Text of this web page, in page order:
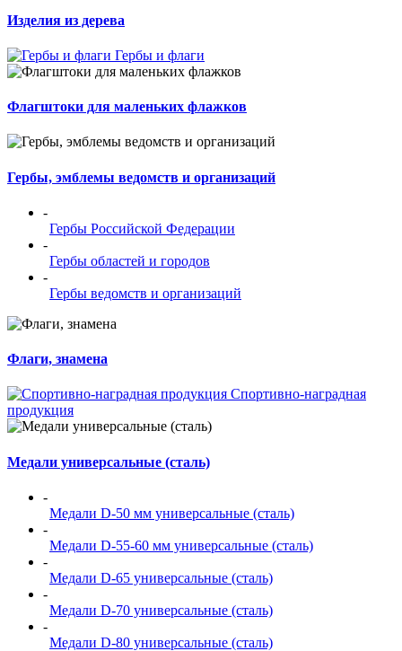
Изделия из дерева
Гербы и флаги
Флагштоки для маленьких флажков
Гербы, эмблемы ведомств и организаций
-
Гербы Российской Федерации
-
Гербы областей и городов
-
Гербы ведомств и организаций
Флаги, знамена
Спортивно-наградная
продукция
Медали универсальные (сталь)
-
Медали D-50 мм универсальные (сталь)
-
Медали D-55-60 мм универсальные (сталь)
-
Медали D-65 универсальные (сталь)
-
Медали D-70 универсальные (сталь)
-
Медали D-80 универсальные (сталь)